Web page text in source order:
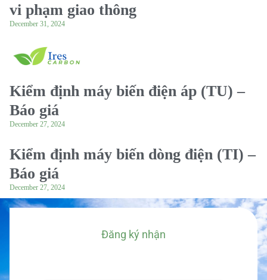
vi phạm giao thông
December 31, 2024
Kiểm định máy biến điện áp (TU) –
Báo giá
December 27, 2024
Kiểm định máy biến dòng điện (TI) –
Báo giá
December 27, 2024
Đăng ký nhận